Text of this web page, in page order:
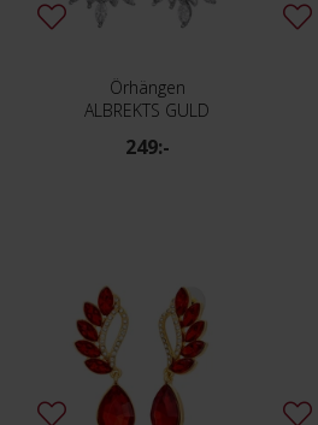
Örhängen
ALBREKTS GULD
249:-